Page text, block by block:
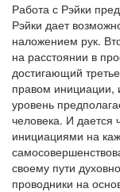
Работа с Рэйки
Рэйки дает
наложением рук.
на расстоянии в
достигающий
правом
уровень
человека. И дается
инициациями на
своему пути
проводники на